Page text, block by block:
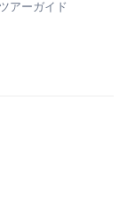
アーガイド